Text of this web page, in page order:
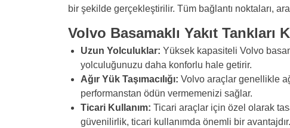
bir şekilde gerçekleştirilir. Tüm bağlantı noktaları,
Volvo Basamaklı Yakıt Tankları
Uzun Yolculuklar: Yüksek kapasiteli Volvo
yolculuğunuzu daha konforlu hale getirir.
Ağır Yük Taşımacılığı: Volvo araçlar genellikle
performanstan ödün vermemenizi sağlar.
Ticari Kullanım: Ticari araçlar için özel olarak
güvenilirlik, ticari kullanımda önemli bir avantajdır.